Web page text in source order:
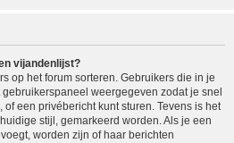
vijandenlijst?
op het forum sorteren. Gebruikers die in je
weergegeven zodat je snel
een privébericht kunt sturen. Tevens is het
stijl, gemarkeerd worden. Als je een
worden zijn of haar berichten